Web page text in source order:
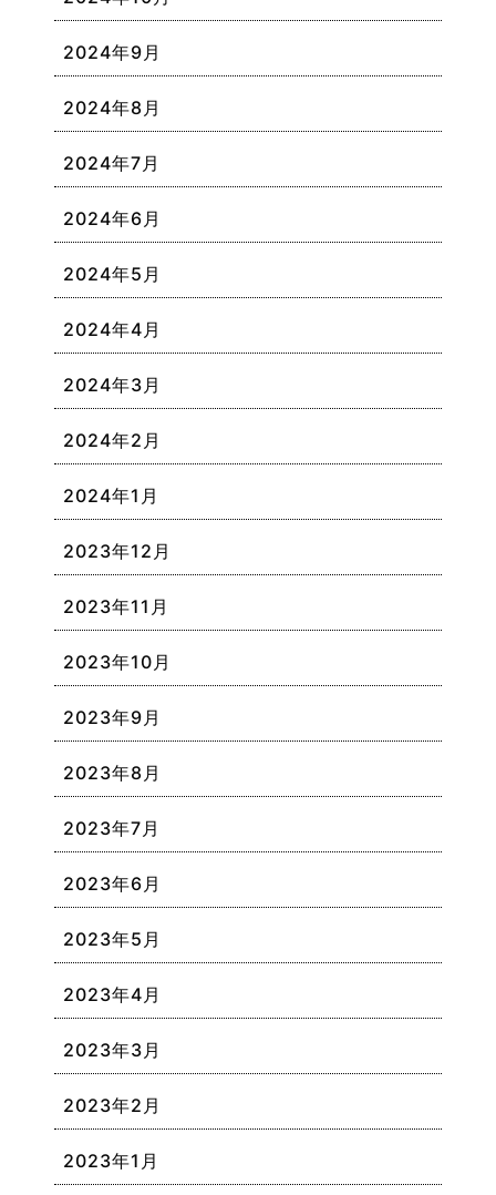
2024年9月
2024年8月
2024年7月
2024年6月
2024年5月
2024年4月
2024年3月
2024年2月
2024年1月
2023年12月
2023年11月
2023年10月
2023年9月
2023年8月
2023年7月
2023年6月
2023年5月
2023年4月
2023年3月
2023年2月
2023年1月